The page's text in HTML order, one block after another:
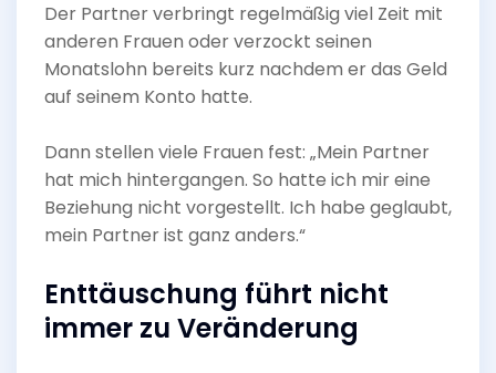
Der Partner verbringt regelmäßig viel Zeit mit
anderen Frauen oder verzockt seinen
Monatslohn bereits kurz nachdem er das Geld
auf seinem Konto hatte.
Dann stellen viele Frauen fest: „Mein Partner
hat mich hintergangen. So hatte ich mir eine
Beziehung nicht vorgestellt. Ich habe geglaubt,
mein Partner ist ganz anders.“
Enttäuschung führt nicht
immer zu Veränderung